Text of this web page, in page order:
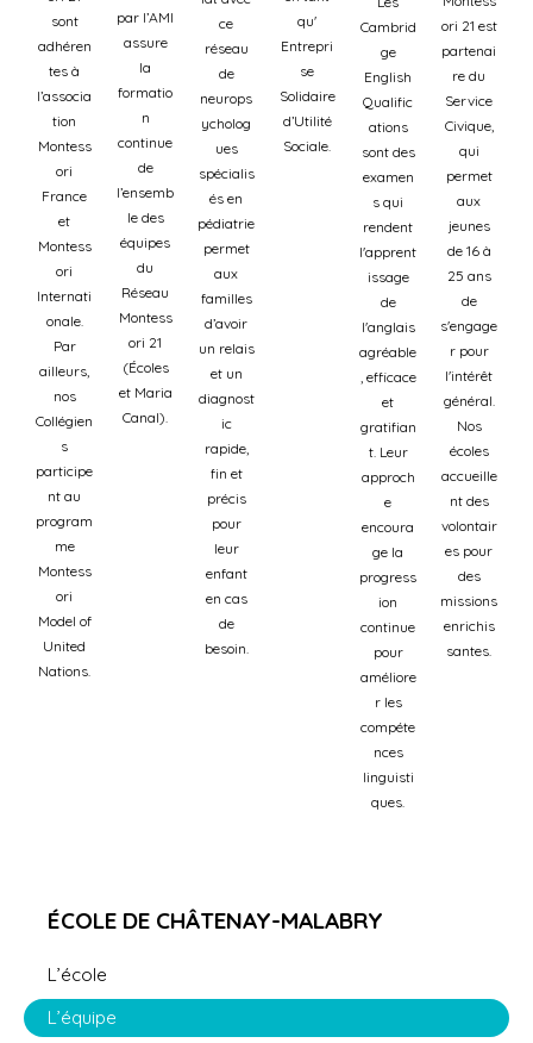
sont
adhéren
tes à
l’associa
tion
Montess
ori
France
et
Montess
ori
Internati
onale.
Par
ailleurs,
nos
Collégien
s
participe
nt au
program
me
Montess
ori
Model of
United
Nations.
par l’AMI
assure
la
formatio
n
continue
de
l’ensemb
le des
équipes
du
Réseau
Montess
ori 21
(Écoles
et Maria
Canal).
ce
réseau
de
neurops
ycholog
ues
spécialis
és en
pédiatrie
permet
aux
familles
d’avoir
un relais
et un
diagnost
ic
rapide,
fin et
précis
pour
leur
enfant
en cas
de
besoin.
qu'
Entrepri
se
Solidaire
d’Utilité
Sociale.
Cambrid
ge
English
Qualific
ations
sont des
examen
s qui
rendent
l'apprent
issage
de
l'anglais
agréable
, efficace
et
gratifian
t. Leur
approch
e
encoura
ge la
progress
ion
continue
pour
améliore
r les
compéte
nces
linguisti
ques.
ori 21 est
partenai
re du
Service
Civique,
qui
permet
aux
jeunes
de 16 à
25 ans
de
s'engage
r pour
l'intérêt
général.
Nos
écoles
accueille
nt des
volontair
es pour
des
missions
enrichis
santes.
ÉCOLE DE CHÂTENAY-MALABRY
L’école
L’équipe